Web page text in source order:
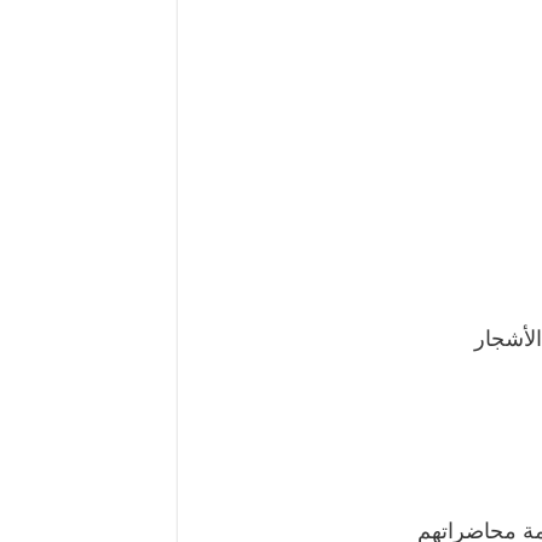
محاضراتهم